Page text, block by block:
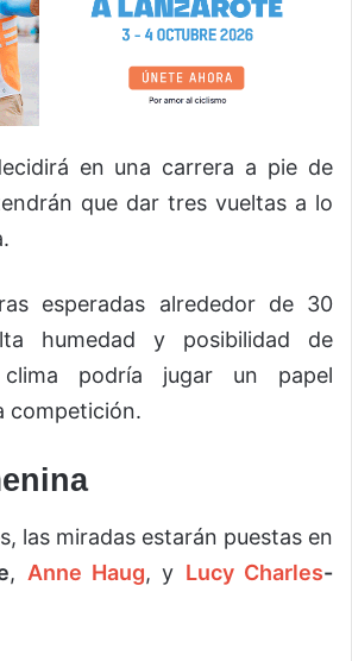
en una carrera a pie de
que dar tres vueltas a lo
esperadas alrededor de 30
humedad y posibilidad de
podría jugar un papel
competición.
las miradas estarán puestas en
, Anne Haug, y Lucy Charles-